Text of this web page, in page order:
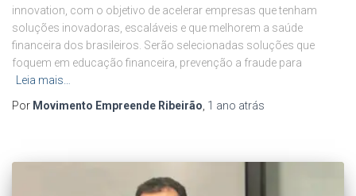
innovation, com o objetivo de acelerar empresas que tenham
soluções inovadoras, escaláveis e que melhorem a saúde
financeira dos brasileiros. Serão selecionadas soluções que
foquem em educação financeira, prevenção a fraude para
Leia mais…
Por Movimento Empreende Ribeirão 1 ano atrás